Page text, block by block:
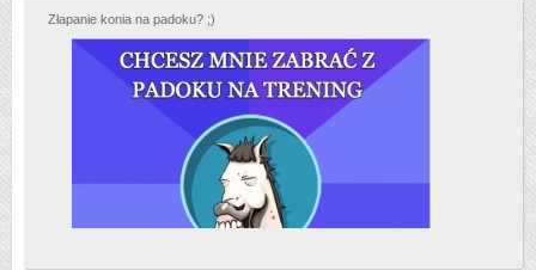
Złapanie konia na padoku? ;)